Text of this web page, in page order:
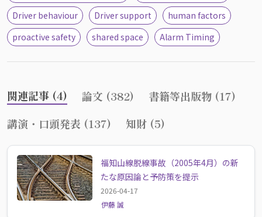
Driver behaviour
Driver support
human factors
proactive safety
shared space Alarm Timing
関連記事 (4) 論文 (382)
書籍等出版物 (17)
講演・口頭発表 (137)
知財 (5)
福知山線脱線事故（2005年4月）の新
たな原因論と予防策を提示
2026-04-17
伊藤 誠